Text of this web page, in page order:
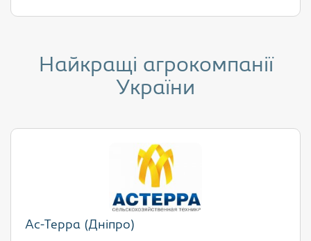
Найкращі агрокомпанії
України
Ас-Терра (Дніпро)